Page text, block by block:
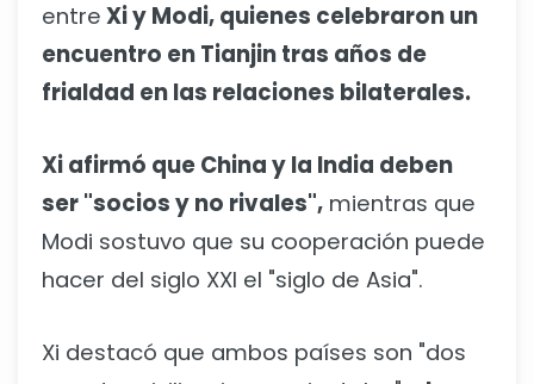
entre Xi y Modi, quienes celebraron un
encuentro en Tianjin tras años de
frialdad en las relaciones bilaterales.
Xi afirmó que China y la India deben
ser "socios y no rivales", mientras que
Modi sostuvo que su cooperación puede
hacer del siglo XXI el "siglo de Asia".
Xi destacó que ambos países son "dos